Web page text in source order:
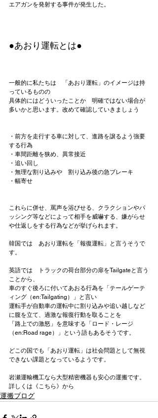
エアガンを発射する事件が発生した。
●あおり運転とは●
一般的に私たちは　「あおり運転」のイメージは持
っているものの
具体的にはどういったことか　明確ではない場合が
多いかと思います。改めて確認していきましょう
・前方を走行する車に対して、進路を譲るよう強要
する行為
・車間距離を狭め、異常接近
・追い回し
・無理な割り込みや　割り込み後の急ブレーキ
・幅寄せ
これらに併せ、罵声を浴びせる、クラクションやパ
ッシング等などによって相手を威嚇する、嫌がらせ
や仕返しをする行為などが挙げられます。
韓国では　あおり運転を「報復運転」と言うそうで
す。
英語では　トラックの荷台部分の扉をTailgateと言う
ことから、
車のすぐ後ろに付いてあおる行為を「テールゲーテ
ィング（en:Tailgating）」と言い
運転手が自動車の運転中に割り込みや追い越しなど
に腹を立て、過激な報復行動を取ることを
「路上での激怒」を意味する「ロード・レージ
（en:Road rage）」という語もあるそうです。
どこの国でも「あおり運転」は社会問題として無視
できない課題となっているようです。
岩瀬運輸機工なら大型精密機器も安心の運搬です。
詳しくは《こちら》から
運搬ブログ